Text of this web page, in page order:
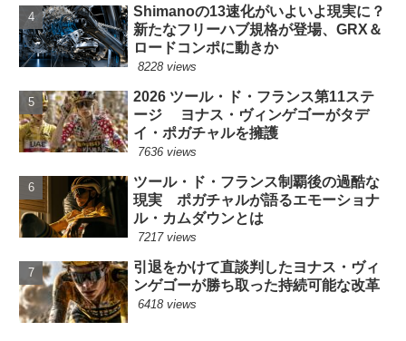
Shimanoの13速化がいよいよ現実に？
新たなフリーハブ規格が登場、GRX＆
ロードコンポに動きか
8228 views
2026 ツール・ド・フランス第11ステ
ージ ヨナス・ヴィンゲゴーがタデ
イ・ポガチャルを擁護
7636 views
ツール・ド・フランス制覇後の過酷な
現実 ポガチャルが語るエモーショナ
ル・カムダウンとは
7217 views
引退をかけて直談判したヨナス・ヴィ
ンゲゴーが勝ち取った持続可能な改革
6418 views